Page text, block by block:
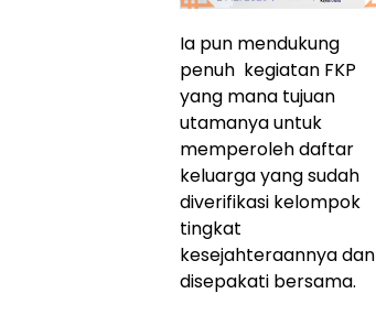
Ia pun mendukung
penuh kegiatan FKP
yang mana tujuan
utamanya untuk
memperoleh daftar
keluarga yang sudah
diverifikasi kelompok
tingkat
kesejahteraannya dan
disepakati bersama.